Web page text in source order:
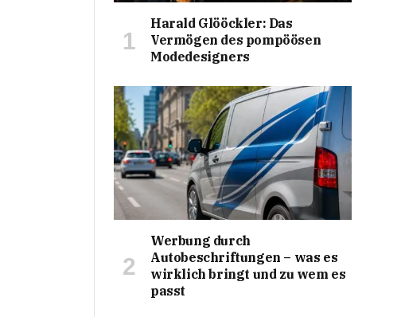
Harald Glööckler: Das
Vermögen des pompöösen
Modedesigners
Werbung durch
Autobeschriftungen – was es
wirklich bringt und zu wem es
passt